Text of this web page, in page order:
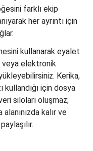
farklı ekip
her ayrıntı için
kullanarak eyalet
veya elektronik
Kerika,
kullandığı için dosya
siloları oluşmaz;
kalır ve